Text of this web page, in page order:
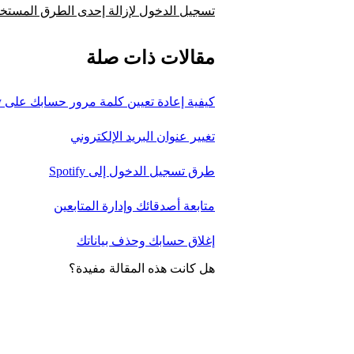
تسجيل الدخول لإزالة إحدى الطرق
مقالات ذات صلة
كيفية إعادة تعيين كلمة مرور حسابك على Spotify أو تغييرها
تغيير عنوان البريد الإلكتروني
طرق تسجيل الدخول إلى Spotify
متابعة أصدقائك وإدارة المتابعين
إغلاق حسابك وحذف بياناتك
هل كانت هذه المقالة مفيدة؟